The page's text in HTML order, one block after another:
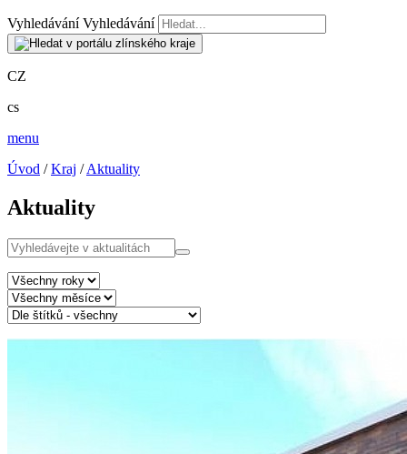
Vyhledávání Vyhledávání
CZ
cs
menu
Úvod /Kraj /Aktuality
Aktuality